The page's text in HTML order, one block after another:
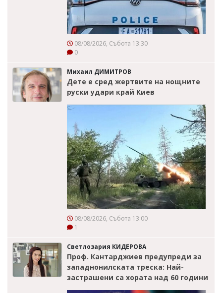
08/08/2026, Събота 13:30
0
Михаил ДИМИТРОВ
Дете е сред жертвите на нощните
руски удари край Киев
08/08/2026, Събота 13:00
1
Светлозария КИДЕРОВА
Проф. Кантарджиев предупреди за
западнонилската треска: Най-
застрашени са хората над 60 години